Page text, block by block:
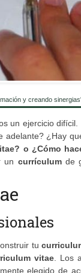
y creando
un ejercicio
adelante? ¿Hay
o ¿Cómo
un currículumde
tu
vitae. Los
elegido de